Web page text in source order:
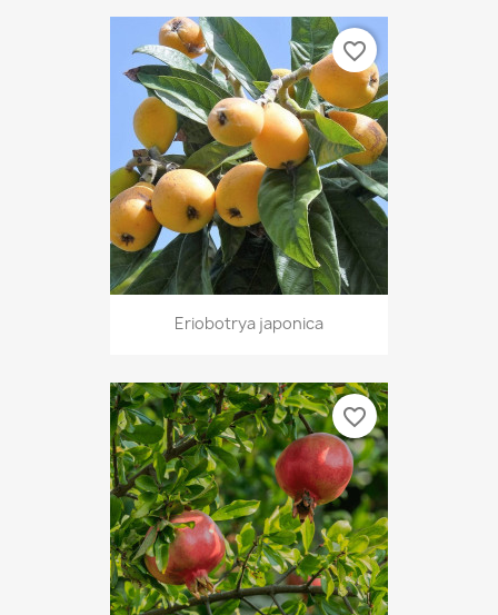
Eriobotrya japonica
favorite_border
favorite_border